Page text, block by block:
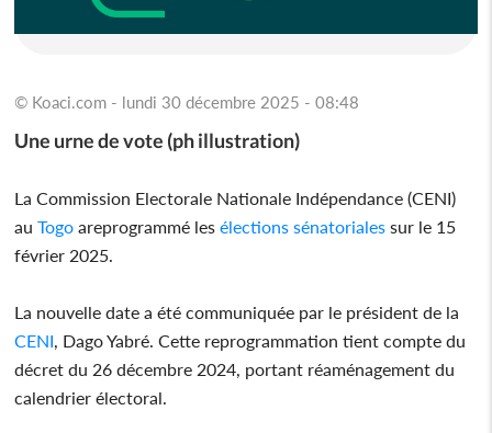
© Koaci.com - lundi 30 décembre 2025 - 08:48
Une urne de vote (ph illustration)
La Commission Electorale Nationale Indépendance (CENI)
auTogo areprogrammé les élections sénatoriales sur le 15
février 2025.
La nouvelle date a été communiquée par le président de la
CENI , Dago Yabré. Cette reprogrammation tient compte du
décret du 26 décembre 2024, portant réaménagement du
calendrier électoral.